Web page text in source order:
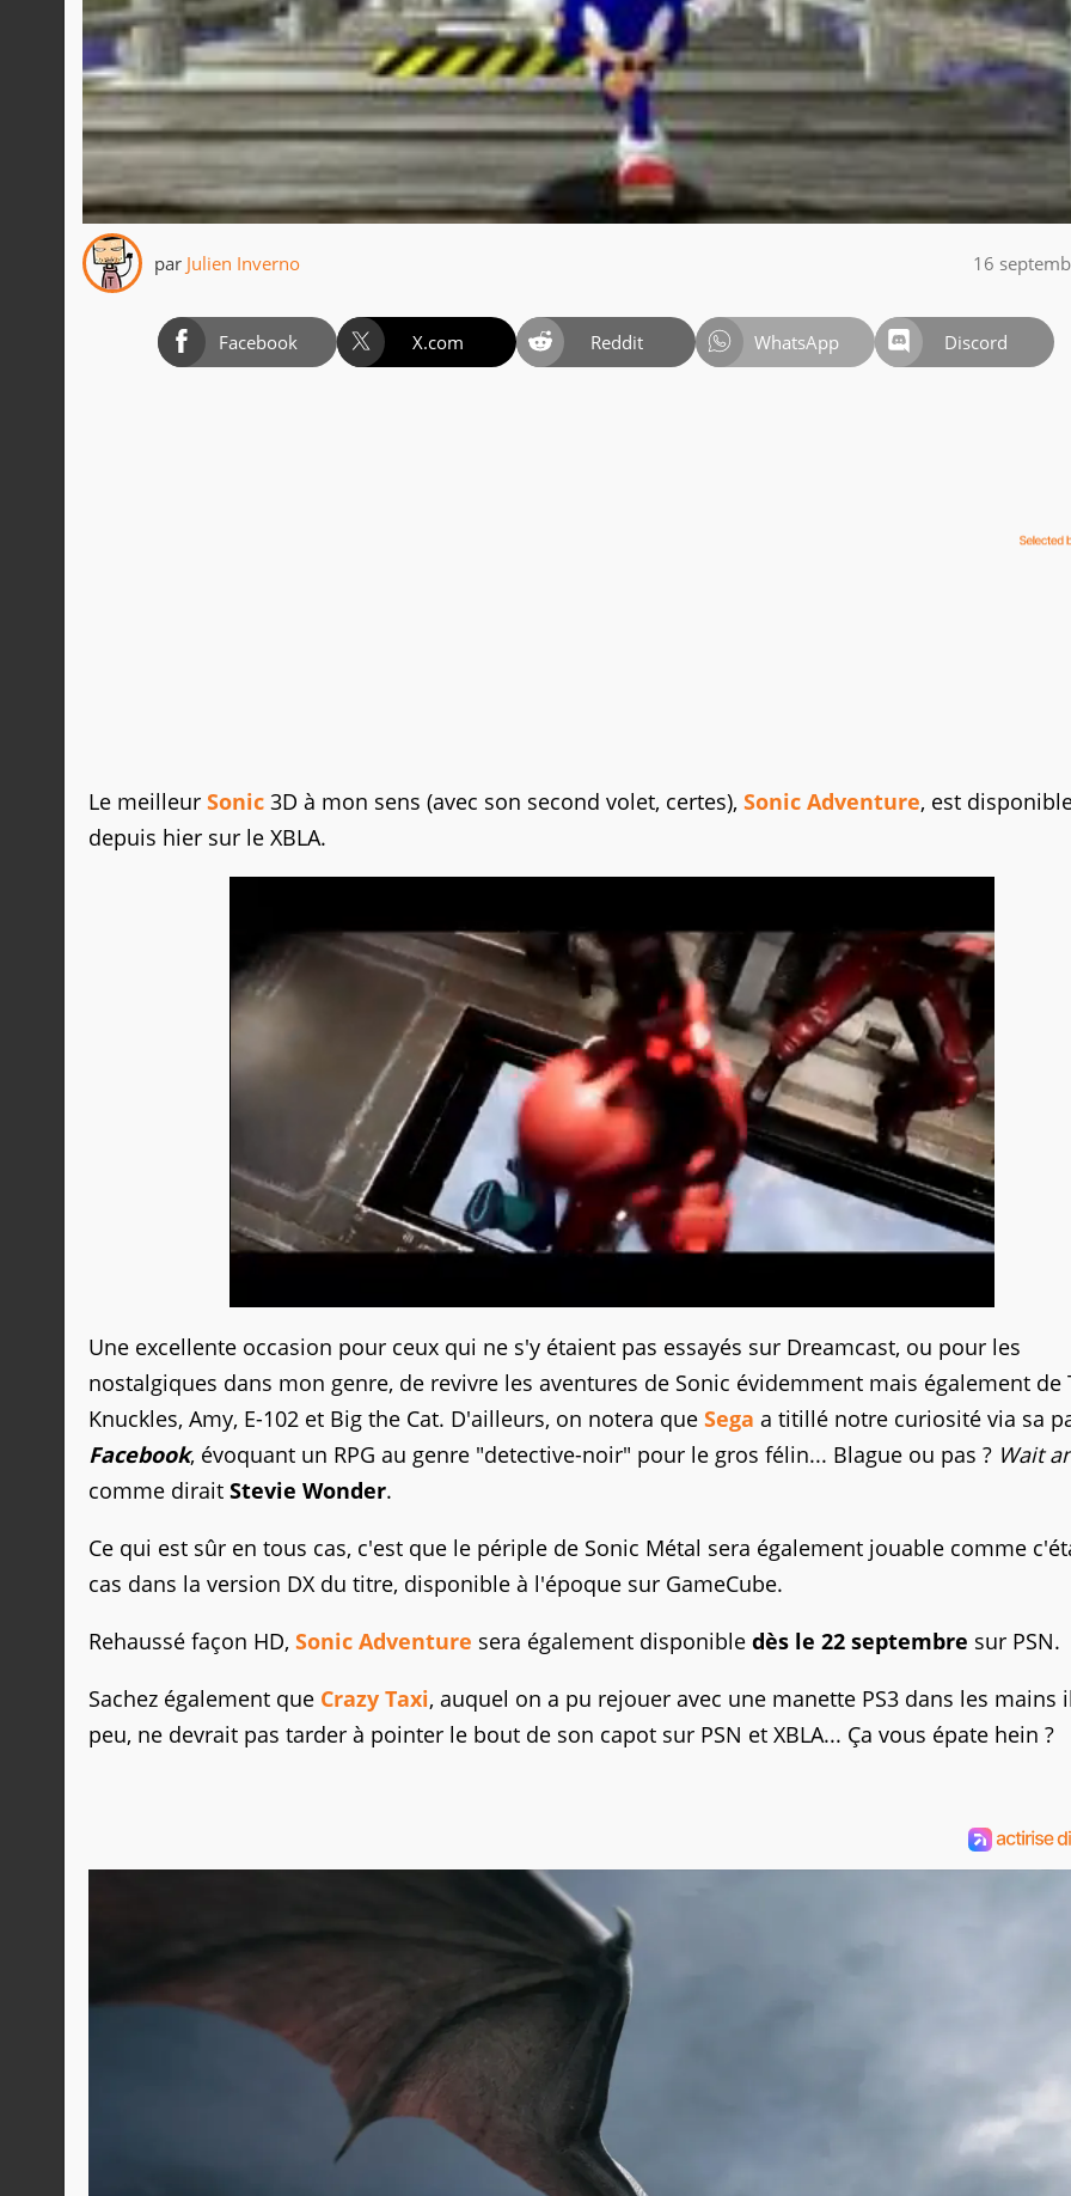
par Julien Inverno 16
Facebook X.com Reddit WhatsApp Discord
Le meilleur Sonic 3D à mon sens (avec son second volet, certes), Sonic Adventure, est
depuis hier sur le XBLA.
Une excellente occasion pour ceux qui ne s'y étaient pas essayés sur Dreamcast, ou pour les
nostalgiques dans mon genre, de revivre les aventures de Sonic évidemment mais également de
Knuckles, Amy, E-102 et Big the Cat. D'ailleurs, on notera que Sega a titillé notre curiosité via sa
Facebook, évoquant un RPG au genre "detective-noir" pour le gros félin... Blague ou pas ? Wait
comme dirait Stevie Wonder.
Ce qui est sûr en tous cas, c'est que le périple de Sonic Métal sera également jouable comme
cas dans la version DX du titre, disponible à l'époque sur GameCube.
Rehaussé façon HD, Sonic Adventure sera également disponible dès le 22 septembre sur PSN.
Sachez également que Crazy Taxi, auquel on a pu rejouer avec une manette PS3 dans les mains
peu, ne devrait pas tarder à pointer le bout de son capot sur PSN et XBLA... Ça vous épate hein ?